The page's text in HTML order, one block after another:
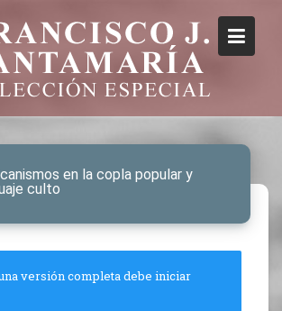
en la copla popular y
culto
versión completa debe iniciar